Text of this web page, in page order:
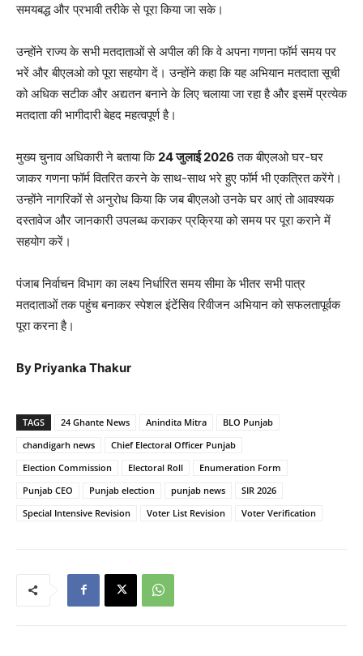
समयबद्ध और प्रभावी तरीके से पूरा किया जा सके।
उन्होंने राज्य के सभी मतदाताओं से अपील की कि वे अपना गणना फॉर्म समय पर
भरें और बीएलओ को पूरा सहयोग दें। उन्होंने कहा कि यह अभियान मतदाता सूची
को अधिक सटीक और अद्यतन बनाने के लिए चलाया जा रहा है और इसमें प्रत्येक
मतदाता की भागीदारी बेहद महत्वपूर्ण है।
मुख्य चुनाव अधिकारी ने बताया कि24 जुलाई 2026 तक बीएलओ घर-घर
जाकर गणना फॉर्म वितरित करने के साथ-साथ भरे हुए फॉर्म भी एकत्रित करेंगे।
उन्होंने नागरिकों से अनुरोध किया कि जब बीएलओ उनके घर आएं तो आवश्यक
दस्तावेज और जानकारी उपलब्ध कराकर प्रक्रिया को समय पर पूरा कराने में
सहयोग करें।
पंजाब निर्वाचन विभाग का लक्ष्य निर्धारित समय सीमा के भीतर सभी पात्र
मतदाताओं तक पहुंच बनाकर स्पेशल इंटेंसिव रिवीजन अभियान को सफलतापूर्वक
पूरा करना है।
By Priyanka Thakur
TAGS 24 Ghante News Anindita Mitra
BLO Punjab
chandigarh news
Chief Electoral Officer Punjab
Election Commission
Electoral Roll
Enumeration Form
Punjab CEO
Punjab election punjab news
SIR 2026
Special Intensive Revision
Voter List Revision Voter Verification